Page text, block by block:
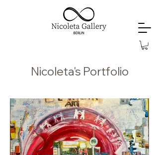
Nicoleta's Portfolio